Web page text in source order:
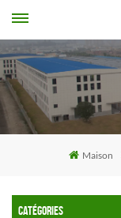
Maison
CATÉGORIES